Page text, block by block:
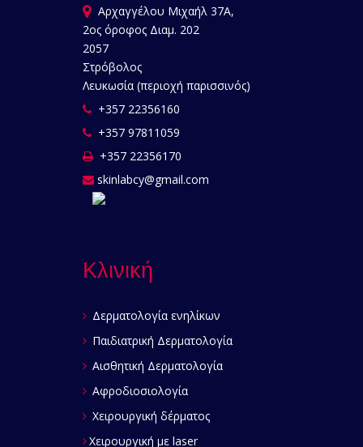
Αρχαγγέλου Μιχαήλ 37Α,
2ος όροφος Διαμ. 202
2057
Στρόβολος
Λευκωσία (περιοχή παρισσινός)
+357 22356160
+357 97811059
+357 22356170
skinlabcy@gmail.com
Κλινική
Δερματολογία ενηλίκων
Παιδιατρική Δερματολογία
Αισθητική Δερματολογία
Αφροδιοσιολογία
Χειρουργική δέρματος
Χειρουργική με laser